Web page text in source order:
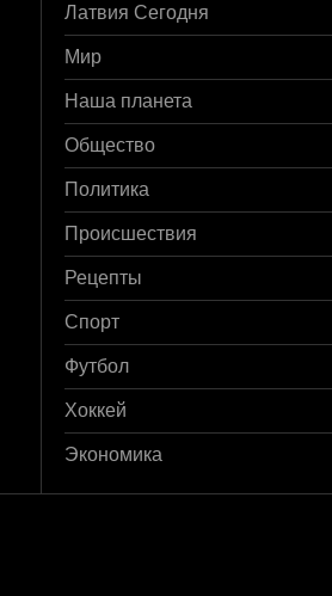
Латвия Сегодня
Мир
Наша планета
Общество
Политика
Происшествия
Рецепты
Спорт
Футбол
Хоккей
Экономика